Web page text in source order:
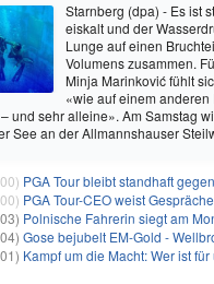
Starnberg (dpa) - Es ist
eiskalt und der
Lunge auf einen
Volumens zusammen.
Minja Marinković fühlt
«wie auf einem anderen
und sehr alleine». Am Samstag
See an der Allmannshauser
PGA Tour bleibt standhaft gegen LIV Golf Fusion in
PGA Tour-CEO weist Gespräche über eine Fusion mit LIV Golf zurück
Polnische Fahrerin siegt am Mont
Gose bejubelt EM-Gold - Wellbrock in
Kampf um die Macht: Wer ist für und